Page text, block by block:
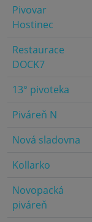
Pivovar
Hostinec
Restaurace
DOCK7
13° pivoteka
Piváreň N
Nová sladovna
Kollarko
Novopacká
piváreň